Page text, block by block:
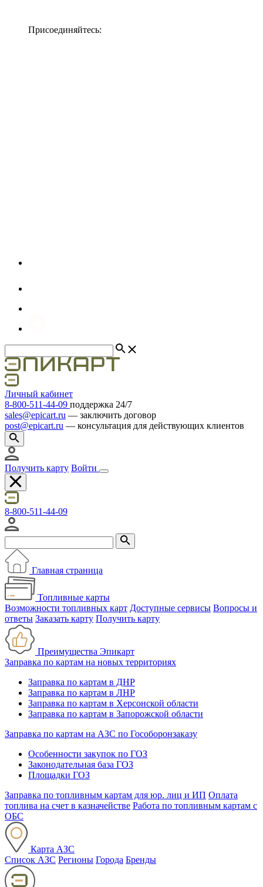
Присоединяйтесь:
Личный кабинет
8-800-511-44-09 поддержка 24/7
sales@epicart.ru ― заключить договор
post@epicart.ru ― консультация для действующих клиентов
Получить карту Войти
8-800-511-44-09
Главная страница
Топливные карты
Возможности топливных карт Доступные сервисы Вопросы и
ответы Заказать карту Получить карту
Преимущества Эпикарт
Заправка по картам на новых территориях
Заправка по картам в ДНР
Заправка по картам в ЛНР
Заправка по картам в Херсонской области
Заправка по картам в Запорожской области
Заправка по картам на АЗС по Гособоронзаказу
Особенности закупок по ГОЗ
Законодательная база ГОЗ
Площадки ГОЗ
Заправка по топливным картам для юр. лиц и ИП Оплата
топлива на счет в казначействе Работа по топливным картам с
ОБС
Карта АЗС
Список АЗС Регионы Города Бренды